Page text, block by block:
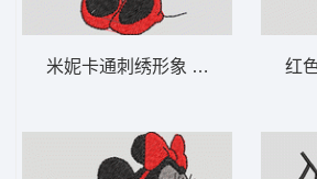
米妮卡通刺绣形象 米妮 12-DST格
红